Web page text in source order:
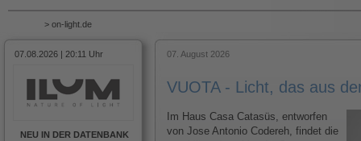
> on-light.de
07.08.2026 | 20:11 Uhr
NEU IN DER DATENBANK
07. August 2026
VUOTA - Licht, das aus
Im Haus Casa Catasüs, entworfen
von Jose Antonio Codereh, findet die